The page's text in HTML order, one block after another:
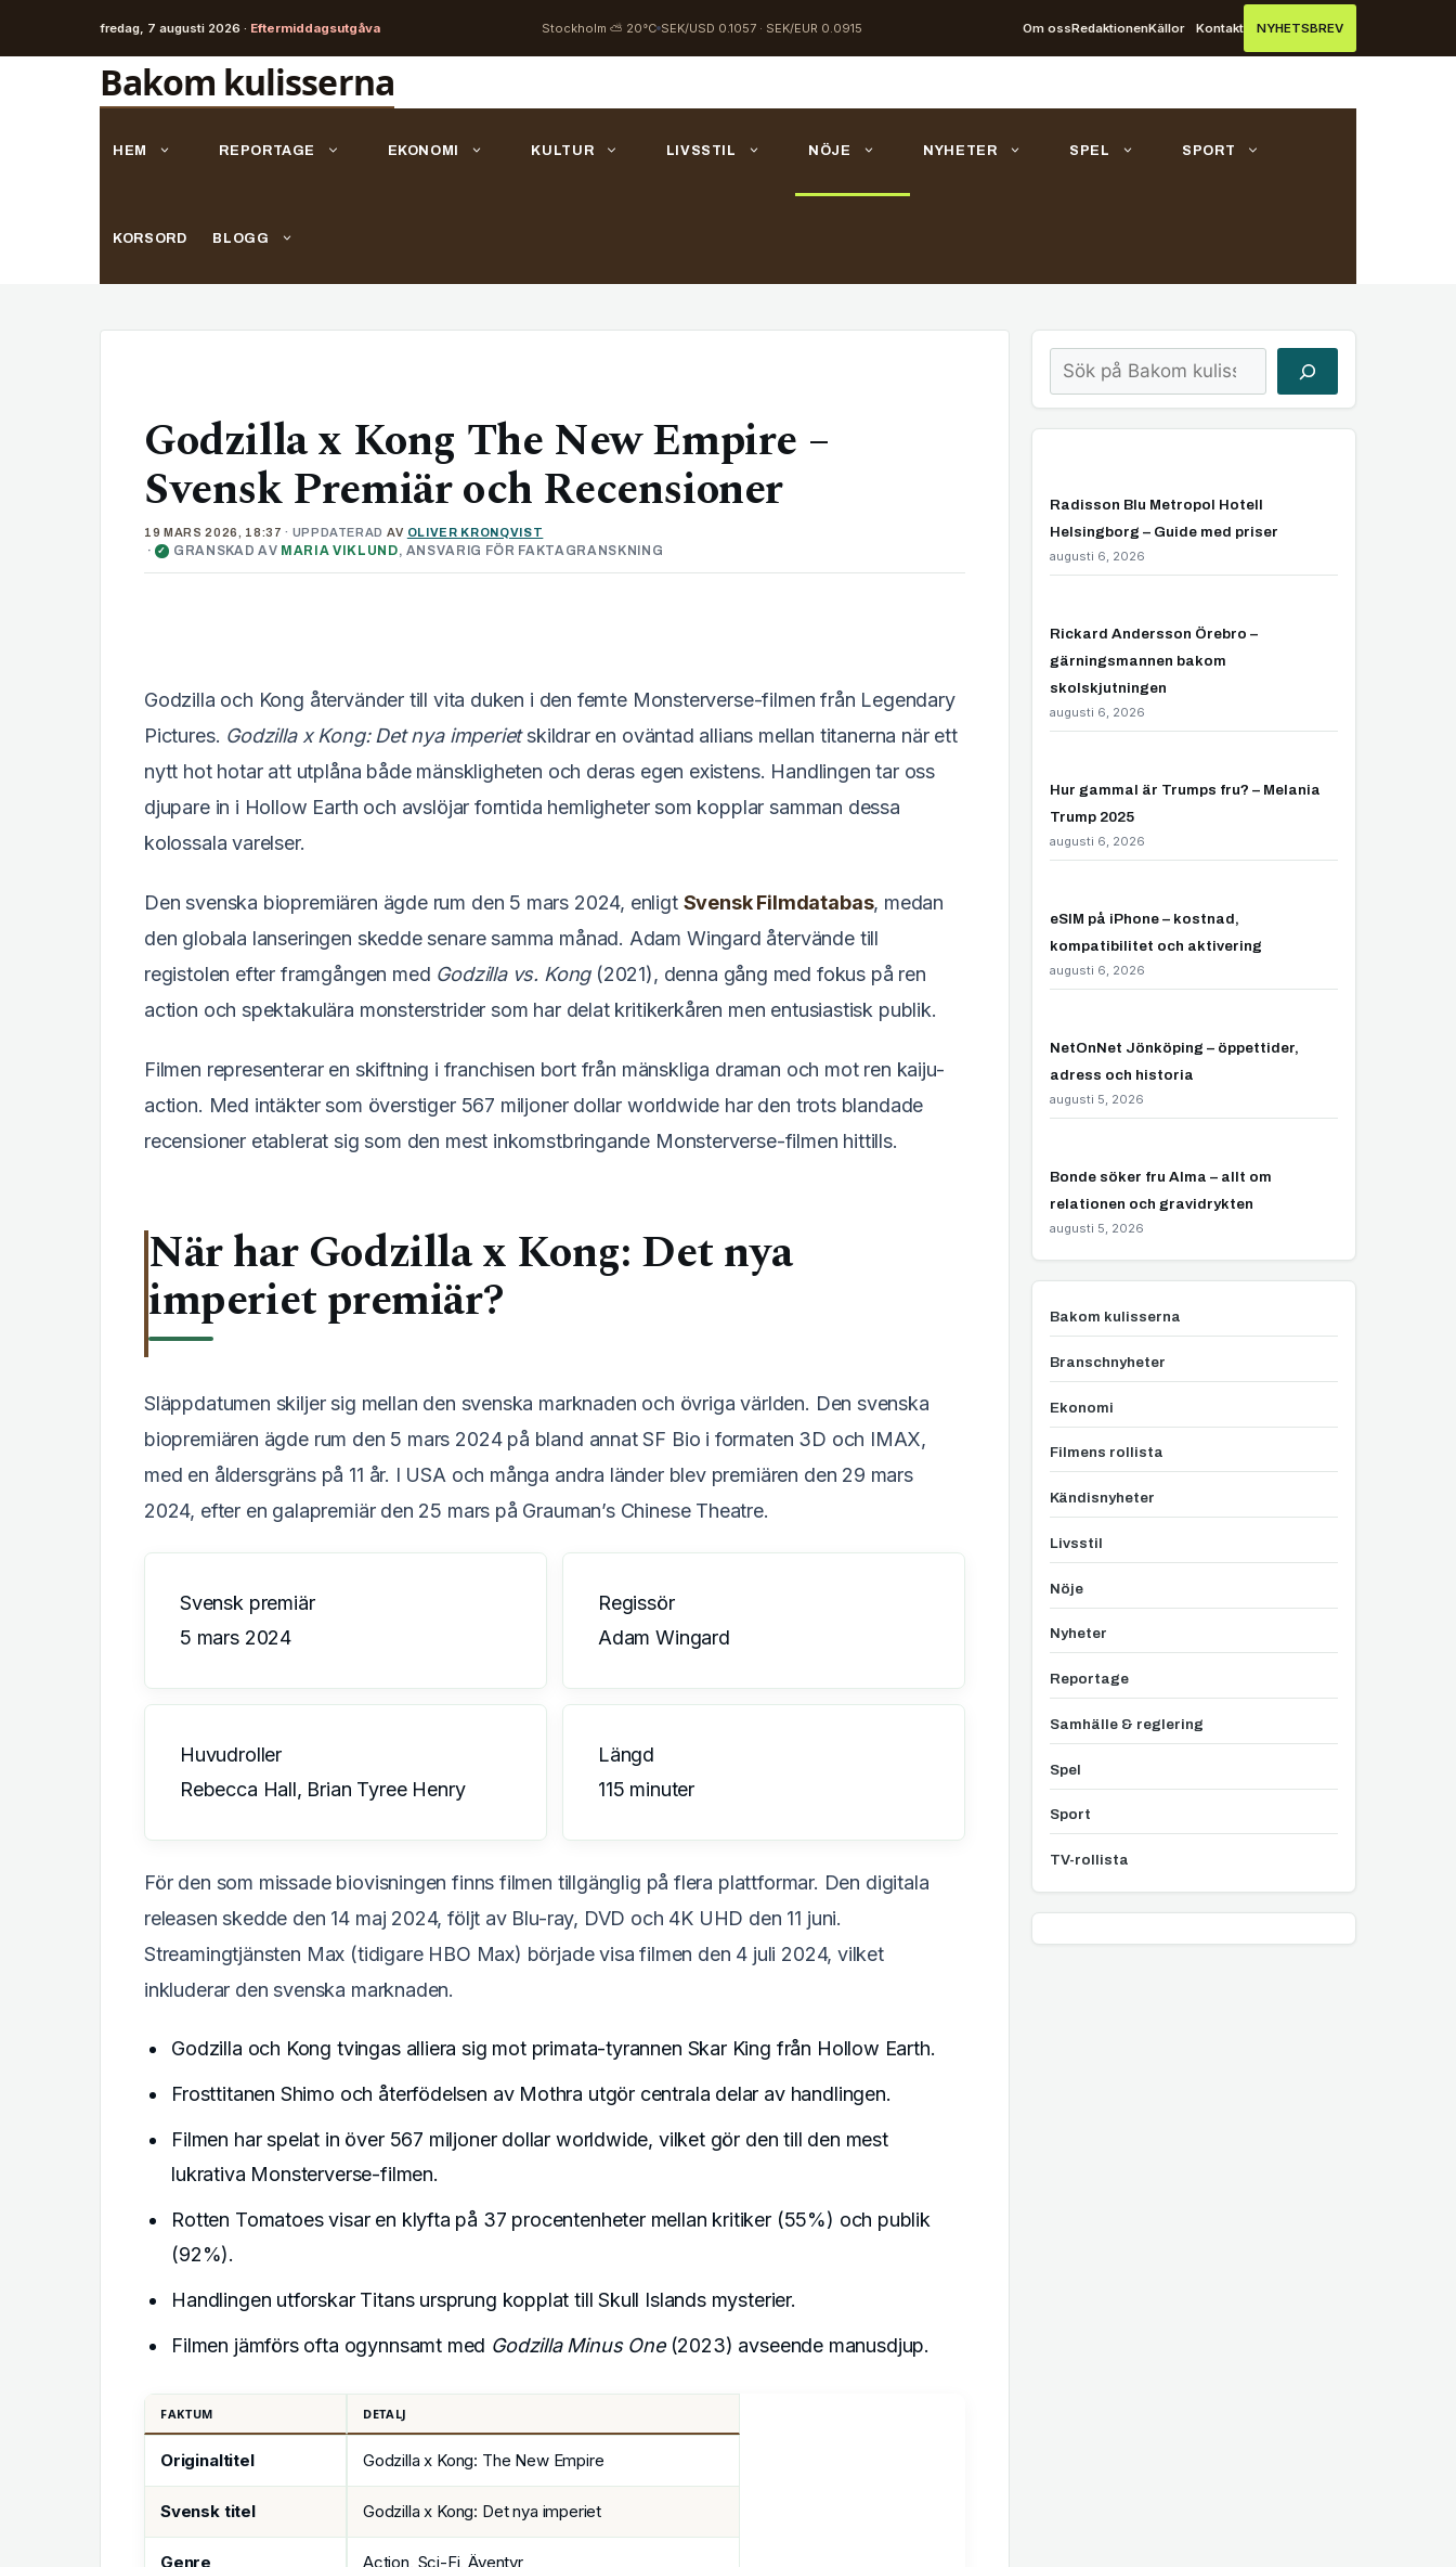
fredag, 7 augusti 2026 · Eftermiddagsutgåva Stockholm ⛅ 20°C SEK/USD 0.1057 · SEK/EUR 0.0915 Om ossRedaktionenKällor Kontakt NYHETSBREV
Bakom kulisserna
HEM REPORTAGE EKONOMI KULTUR LIVSSTIL NÖJE NYHETER SPEL SPORT
KORSORD BLOGG
Godzilla x Kong The New Empire –
Svensk Premiär och Recensioner
19 MARS 2026, 18:37 · UPPDATERAD AV OLIVER KRONQVIST
· ✓ GRANSKAD AV MARIA VIKLUND, ANSVARIG FÖR FAKTAGRANSKNING
Godzilla och Kong återvänder till vita duken i den femte Monsterverse-filmen från Legendary
Pictures. Godzilla x Kong: Det nya imperietskildrar en oväntad allians mellan titanerna när ett
nytt hot hotar att utplåna både mänskligheten och deras egen existens. Handlingen tar oss
djupare in i Hollow Earth och avslöjar forntida hemligheter som kopplar samman dessa
kolossala varelser.
Den svenska biopremiären ägde rum den 5 mars 2024, enligt Svensk Filmdatabas, medan
den globala lanseringen skedde senare samma månad. Adam Wingard återvände till
registolen efter framgången med Godzilla vs. Kong(2021), denna gång med fokus på ren
action och spektakulära monsterstrider som har delat kritikerkåren men entusiastisk publik.
Filmen representerar en skiftning i franchisen bort från mänskliga draman och mot ren kaiju-
action. Med intäkter som överstiger 567 miljoner dollar worldwide har den trots blandade
recensioner etablerat sig som den mest inkomstbringande Monsterverse-filmen hittills.
När har Godzilla x Kong: Det nya
imperiet premiär?
Släppdatumen skiljer sig mellan den svenska marknaden och övriga världen. Den svenska
biopremiären ägde rum den 5 mars 2024 på bland annat SF Bio i formaten 3D och IMAX,
med en åldersgräns på 11 år. I USA och många andra länder blev premiären den 29 mars
2024, efter en galapremiär den 25 mars på Grauman’s Chinese Theatre.
Svensk premiär
5 mars 2024
Regissör
Adam Wingard
Huvudroller
Rebecca Hall, Brian Tyree Henry
Längd
115 minuter
För den som missade biovisningen finns filmen tillgänglig på flera plattformar. Den digitala
releasen skedde den 14 maj 2024, följt av Blu-ray, DVD och 4K UHD den 11 juni.
Streamingtjänsten Max (tidigare HBO Max) började visa filmen den 4 juli 2024, vilket
inkluderar den svenska marknaden.
Godzilla och Kong tvingas alliera sig mot primata-tyrannen Skar King från Hollow Earth.
Frosttitanen Shimo och återfödelsen av Mothra utgör centrala delar av handlingen.
Filmen har spelat in över 567 miljoner dollar worldwide, vilket gör den till den mest
lukrativa Monsterverse-filmen.
Rotten Tomatoes visar en klyfta på 37 procentenheter mellan kritiker (55%) och publik
(92%).
Handlingen utforskar Titans ursprung kopplat till Skull Islands mysterier.
Filmen jämförs ofta ogynnsamt med Godzilla Minus One(2023) avseende manusdjup.
FAKTUM DETALJ
Originaltitel Godzilla x Kong: The New Empire
Svensk titel Godzilla x Kong: Det nya imperiet
Genre Action, Sci-Fi, Äventyr
Sök
Radisson Blu Metropol Hotell
Helsingborg – Guide med priser
augusti 6, 2026
Rickard Andersson Örebro –
gärningsmannen bakom
skolskjutningen
augusti 6, 2026
Hur gammal är Trumps fru? – Melania
Trump 2025
augusti 6, 2026
eSIM på iPhone – kostnad,
kompatibilitet och aktivering
augusti 6, 2026
NetOnNet Jönköping – öppettider,
adress och historia
augusti 5, 2026
Bonde söker fru Alma – allt om
relationen och gravidrykten
augusti 5, 2026
Bakom kulisserna
Branschnyheter
Ekonomi
Filmens rollista
Kändisnyheter
Livsstil
Nöje
Nyheter
Reportage
Samhälle & reglering
Spel
Sport
TV-rollista